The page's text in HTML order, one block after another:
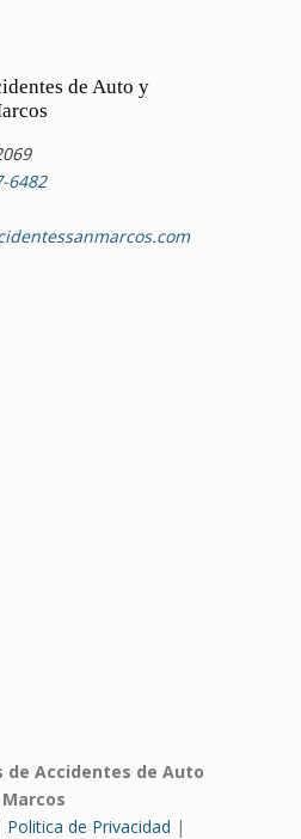
de Auto y
6482
de Accidentes de Auto
Politica de Privacidad |